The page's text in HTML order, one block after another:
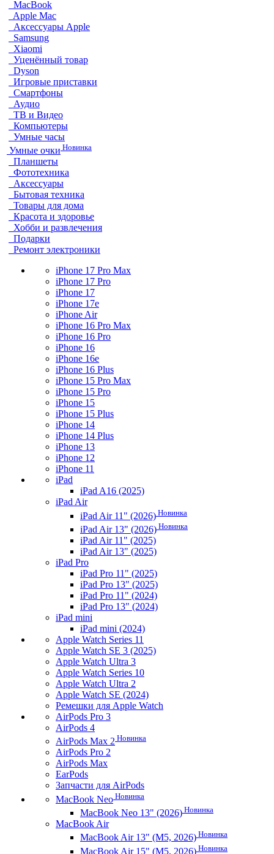
MacBook
Apple Mac
Аксессуары Apple
Samsung
Xiaomi
Уценённый товар
Dyson
Игровые приставки
Смартфоны
Аудио
ТВ и Видео
Компьютеры
Умные часы
Умные очки Новинка
Планшеты
Фототехника
Аксессуары
Бытовая техника
Товары для дома
Красота и здоровье
Хобби и развлечения
Подарки
Ремонт электроники
iPhone 17 Pro Max
iPhone 17 Pro
iPhone 17
iPhone 17e
iPhone Air
iPhone 16 Pro Max
iPhone 16 Pro
iPhone 16
iPhone 16e
iPhone 16 Plus
iPhone 15 Pro Max
iPhone 15 Pro
iPhone 15
iPhone 15 Plus
iPhone 14
iPhone 14 Plus
iPhone 13
iPhone 12
iPhone 11
iPad
iPad A16 (2025)
iPad Air
iPad Air 11" (2026) Новинка
iPad Air 13" (2026) Новинка
iPad Air 11" (2025)
iPad Air 13" (2025)
iPad Pro
iPad Pro 11" (2025)
iPad Pro 13" (2025)
iPad Pro 11" (2024)
iPad Pro 13" (2024)
iPad mini
iPad mini (2024)
Apple Watch Series 11
Apple Watch SE 3 (2025)
Apple Watch Ultra 3
Apple Watch Series 10
Apple Watch Ultra 2
Apple Watch SE (2024)
Ремешки для Apple Watch
AirPods Pro 3
AirPods 4
AirPods Max 2 Новинка
AirPods Pro 2
AirPods Max
EarPods
Запчасти для AirPods
MacBook Neo Новинка
MacBook Neo 13" (2026) Новинка
MacBook Air
MacBook Air 13" (M5, 2026) Новинка
MacBook Air 15" (M5, 2026) Новинка